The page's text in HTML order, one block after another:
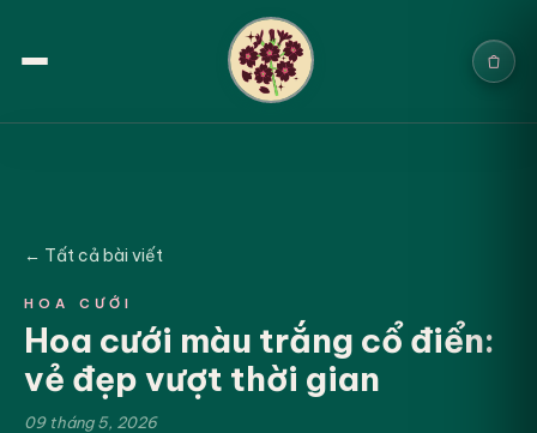
Blogs
Chính sách
← Tất cả bài viết
HOA CƯỚI
Hoa cưới màu trắng cổ điển:
vẻ đẹp vượt thời gian
09 tháng 5, 2026